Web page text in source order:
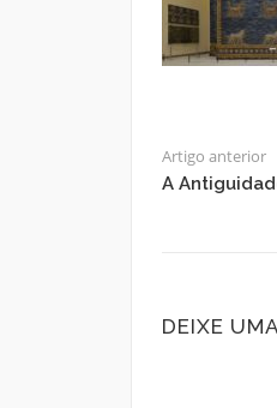
Artigo anterior
A
DEIXE